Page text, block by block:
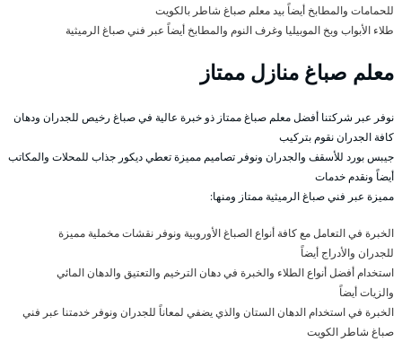
للحمامات والمطابخ أيضاً بيد معلم صباغ شاطر بالكويت
طلاء الأبواب وبخ الموبيليا وغرف النوم والمطابخ أيضاً عبر فني صباغ الرميثية
معلم صباغ منازل ممتاز
نوفر عبر شركتنا أفضل معلم صباغ ممتاز ذو خبرة عالية في صباغ رخيص للجدران ودهان
كافة الجدران نقوم بتركيب
جيبس بورد للأسقف والجدران ونوفر تصاميم مميزة تعطي ديكور جذاب للمحلات والمكاتب
أيضاً ونقدم خدمات
مميزة عبر فني صباغ الرميثية ممتاز ومنها:
الخبرة في التعامل مع كافة أنواع الصباغ الأوروبية ونوفر نقشات مخملية مميزة
للجدران والأدراج أيضاً
استخدام أفضل أنواع الطلاء والخبرة في دهان الترخيم والتعتيق والدهان المائي
والزيات أيضاً
الخبرة في استخدام الدهان الستان والذي يضفي لمعاناً للجدران ونوفر خدمتنا عبر فني
صباغ شاطر الكويت